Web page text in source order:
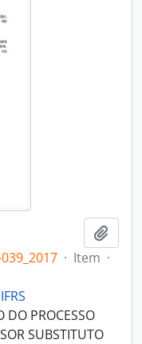
· Item ·
DO PROCESSO
SUBSTITUTO